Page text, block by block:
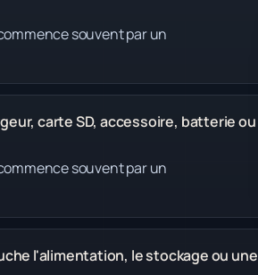
souvent par un
carte SD, accessoire, batterie ou
souvent par un
l'alimentation, le stockage ou une